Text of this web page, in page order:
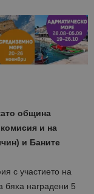
община
и на
и Баните
с участието на
бяха наградени 5